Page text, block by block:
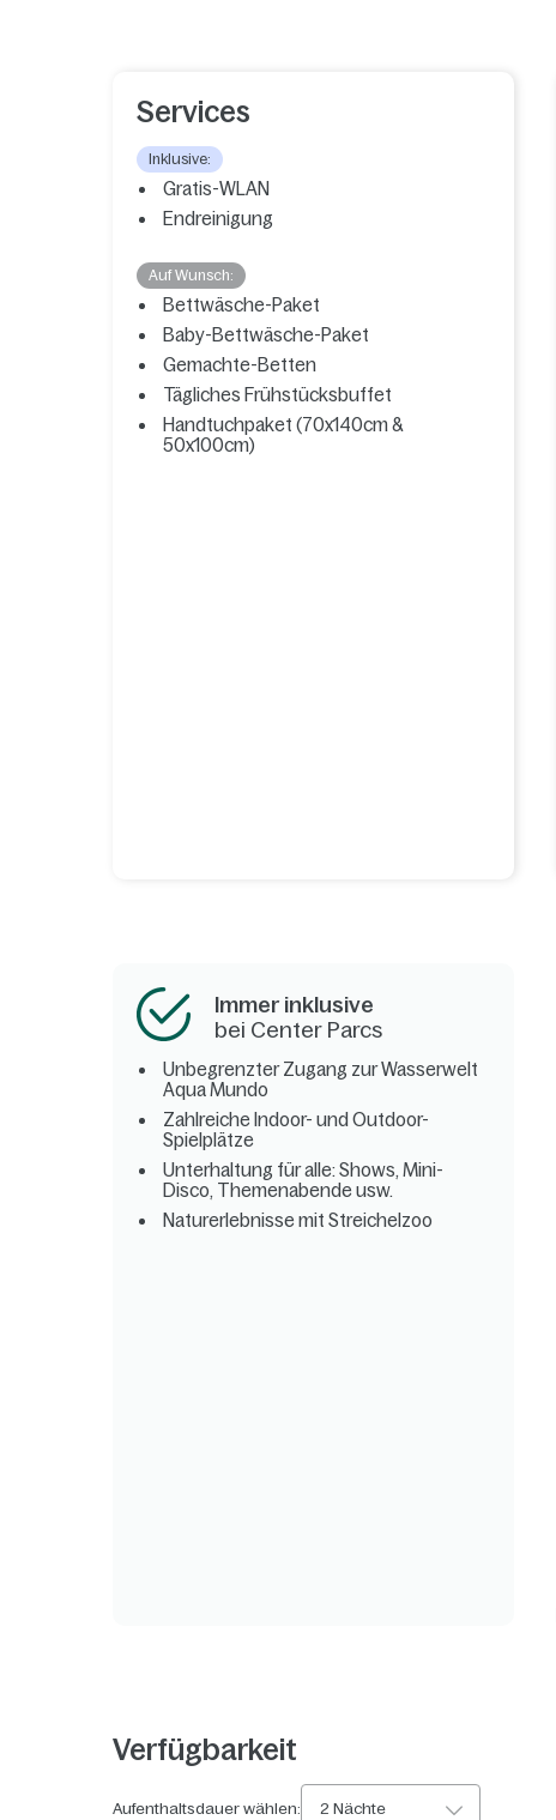
Services
Inklusive:
Gratis-WLAN
Endreinigung
Auf Wunsch:
Bettwäsche-Paket
Baby-Bettwäsche-Paket
Gemachte-Betten
Tägliches Frühstücksbuffet
Handtuchpaket (70x140cm &
50x100cm)
Immer inklusive
bei Center Parcs
Unbegrenzter Zugang zur Wasserwelt
Aqua Mundo
Zahlreiche Indoor- und Outdoor-
Spielplätze
Unterhaltung für alle: Shows, Mini-
Disco, Themenabende usw.
Naturerlebnisse mit Streichelzoo
Verfügbarkeit
Aufenthaltsdauer wählen: 2 Nächte